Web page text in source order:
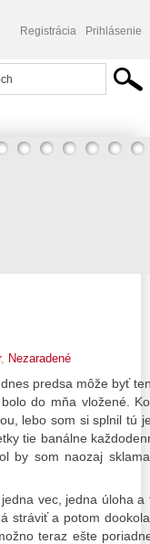
Registrácia Prihlásenie
, Nezaradené
predsa môže byť
do mňa vložené.
lebo som si splnil tú
tie banálne
by som naozaj
vec, jedna úloha
stráviť a potom
teraz ešte